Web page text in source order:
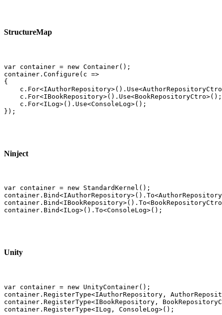
StructureMap
var container = new Container();
container.Configure(c =>
{
    c.For<IBookRepository>().Use<BookRepositoryCtro>();
    c.For<ILog>().Use<ConsoleLog>();
});
Ninject
var container = new StandardKernel();
container.Bind<ILog>().To<ConsoleLog>();
Unity
var container = new UnityContainer();
container.RegisterType<IAuthorRepository,
container.RegisterType<IBookRepository,
container.RegisterType<ILog, ConsoleLog>();